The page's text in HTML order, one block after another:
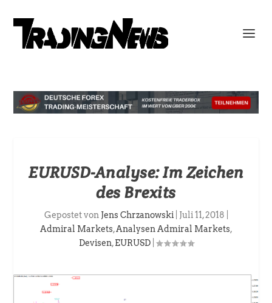
EURUSD-Analyse: Im Zeichen
des Brexits
Gepostet von Jens Chrzanowski| Juli 11, 2018
Admiral Markets,Analysen Admiral Markets,
Devisen,EURUSD|